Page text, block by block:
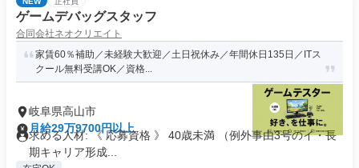
ゲームデバッグスタッフ
合同会社ネオクリエイト
家賃60％補助／未経験大歓迎／土日祝休み／年間休日135日／ITス
クール無料受講OK／資格...
岐阜県高山市
月給29万9700円以上
求める人材: 《 応募資格 》 40歳未満 （例外事由3号のイ・長
期キャリア形成...